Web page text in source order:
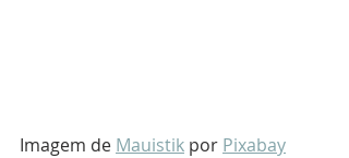
Imagem de Mauistik por Pixabay